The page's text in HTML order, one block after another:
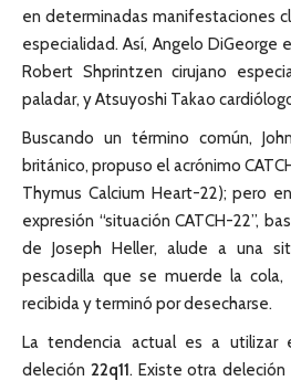
en determinadas manifestaciones
especialidad. Así, Angelo DiGeorge
Robert Shprintzen cirujano
paladar, y Atsuyoshi Takao
Buscando un término común,
británico, propuso el acrónimo
Thymus Calcium Heart-22); pero
expresión “situación CATCH-22”,
de Joseph Heller, alude a una
pescadilla que se muerde la
recibida y terminó por desecharse.
La tendencia actual es a utilizar
deleción 22q11. Existe otra